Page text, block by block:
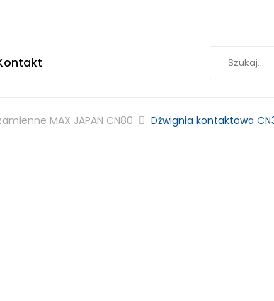
MAX JAPAN CN80 Dżwignia kontaktowa